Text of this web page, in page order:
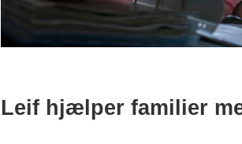
Leif hjælper familier